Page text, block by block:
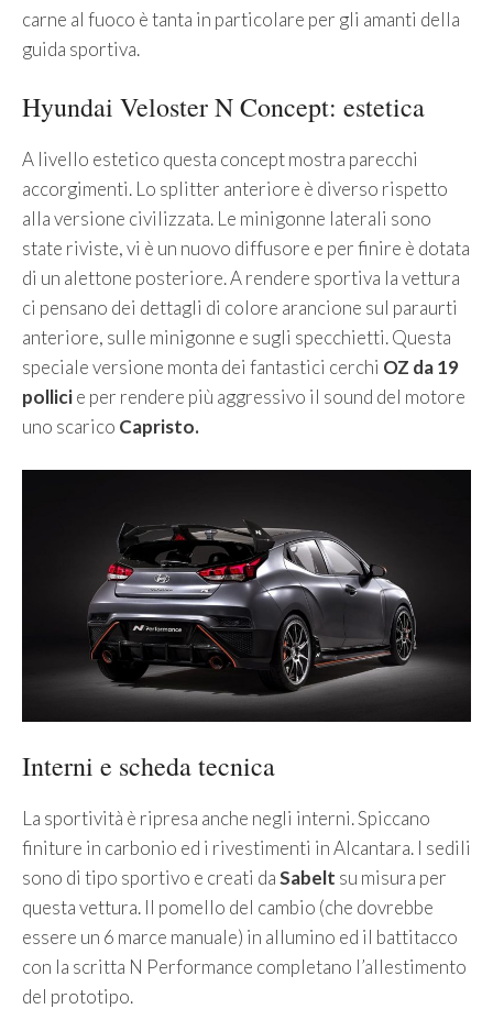
carne al fuoco è tanta in particolare per gli amanti della
guida sportiva.
Hyundai Veloster N Concept: estetica
A livello estetico questa concept mostra parecchi
accorgimenti. Lo splitter anteriore è diverso rispetto
alla versione civilizzata. Le minigonne laterali sono
state riviste, vi è un nuovo diffusore e per finire è dotata
di un alettone posteriore. A rendere sportiva la vettura
ci pensano dei dettagli di colore arancione sul paraurti
anteriore, sulle minigonne e sugli specchietti. Questa
speciale versione monta dei fantastici cerchi OZ da 19
pollicie per rendere più aggressivo il sound del motore
uno scarico Capristo.
Interni e scheda tecnica
La sportività è ripresa anche negli interni. Spiccano
finiture in carbonio ed i rivestimenti in Alcantara. I sedili
sono di tipo sportivo e creati daSabelt su misura per
questa vettura. Il pomello del cambio (che dovrebbe
essere un 6 marce manuale) in allumino ed il battitacco
con la scritta N Performance completano l’allestimento
del prototipo.